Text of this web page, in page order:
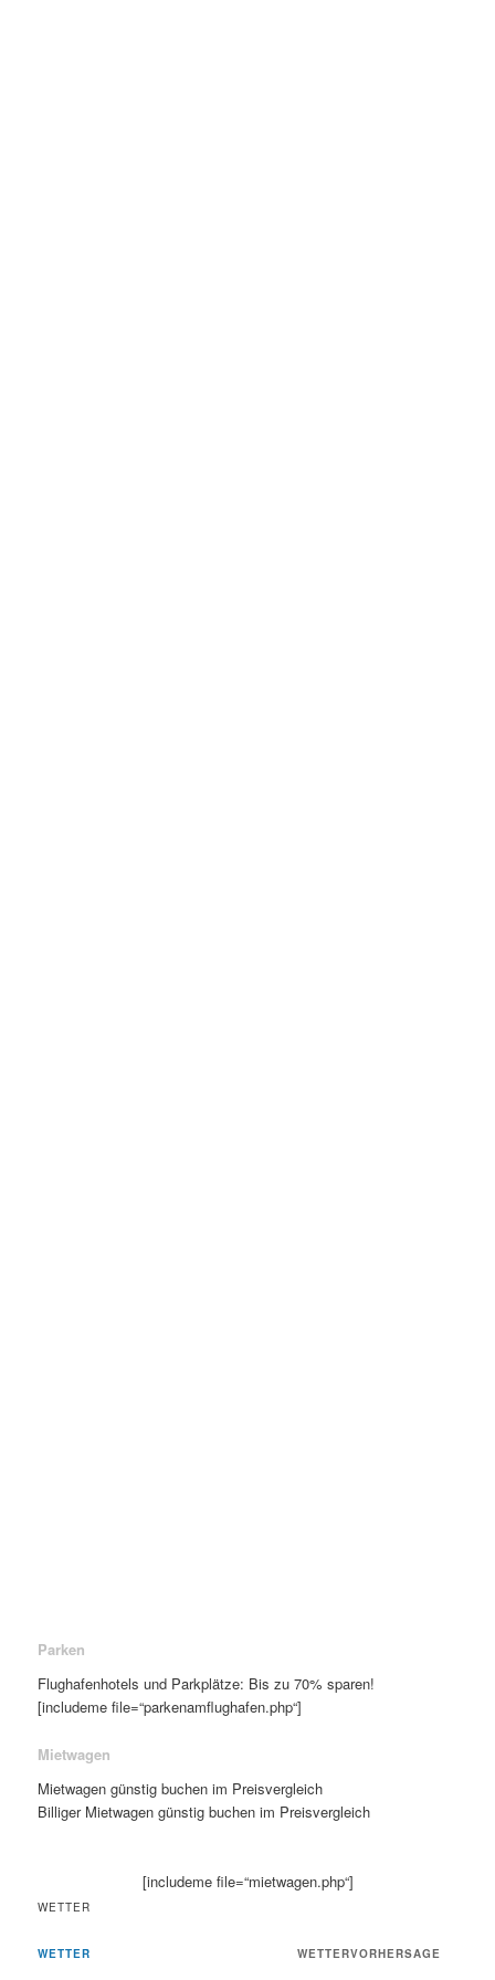
Parken
Flughafenhotels und Parkplätze: Bis zu 70% sparen!
[includeme file=“parkenamflughafen.php“]
Mietwagen
Mietwagen günstig buchen im Preisvergleich
Billiger Mietwagen günstig buchen im Preisvergleich
[includeme file=“mietwagen.php“]
WETTER
WETTER WETTERVORHERSAGE